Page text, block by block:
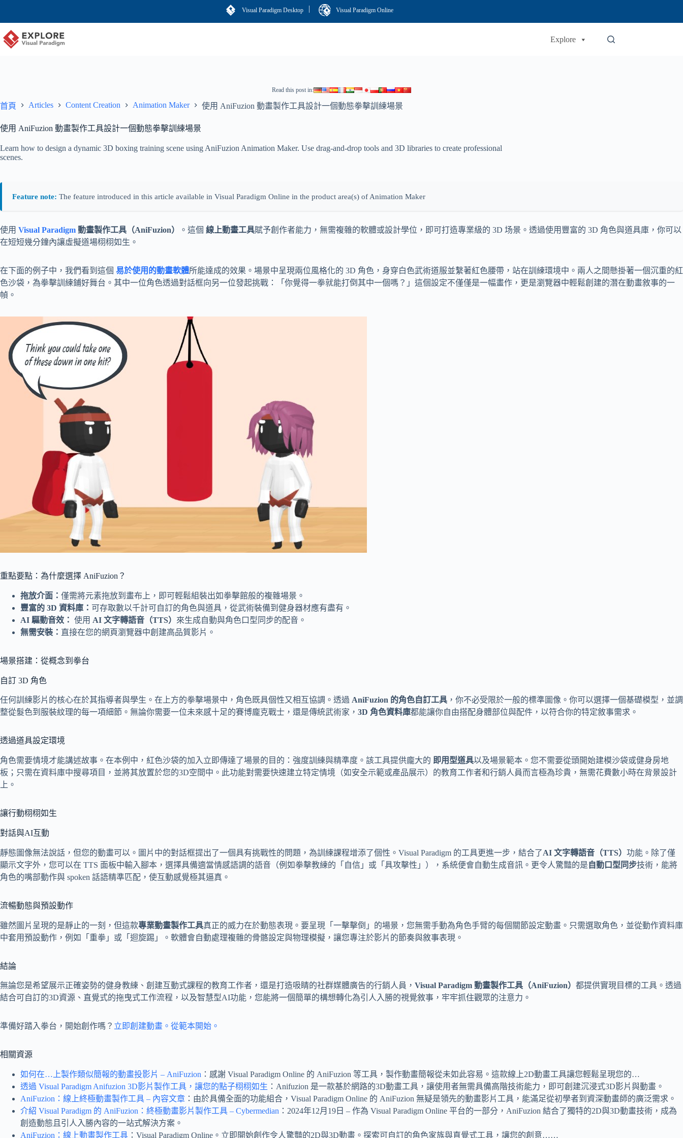
Visual Paradigm Desktop | Visual Paradigm Online
Explore
Read this post in:
首頁 Articles Content Creation Animation Maker 使用 AniFuzion 動畫製作工具設計一個動態拳擊訓練場景
使用 AniFuzion 動畫製作工具設計一個動態拳擊訓練場景
Learn how to design a dynamic 3D boxing training scene using AniFuzion Animation Maker. Use drag-and-drop tools and 3D libraries to create professional
scenes.
Feature note: The feature introduced in this article available in Visual Paradigm Online in the product area(s) of Animation Maker
使用 Visual Paradigm 動畫製作工具（AniFuzion） 。這個 線上動畫工具賦予創作者能力，無需複雜的軟體或設計學位，即可打造專業級的 3D 场景。透過使用豐富的 3D 角色與道具庫，你可以
在短短幾分鐘內讓虛擬道場栩栩如生。
在下面的例子中，我們看到這個 易於使用的動畫軟體所能達成的效果。場景中呈現兩位風格化的 3D 角色，身穿白色武術道服並繫著紅色腰帶，站在訓練環境中。兩人之間懸掛著一個沉重的紅
色沙袋，為拳擊訓練鋪好舞台。其中一位角色透過對話框向另一位發起挑戰：「你覺得一拳就能打倒其中一個嗎？」這個設定不僅僅是一幅畫作，更是瀏覽器中輕鬆創建的潛在動畫敘事的一
幀。
重點要點：為什麼選擇 AniFuzion？
拖放介面： 僅需將元素拖放到畫布上，即可輕鬆組裝出如拳擊館般的複雜場景。
豐富的 3D 資料庫： 可存取數以千計可自訂的角色與道具，從武術裝備到健身器材應有盡有。
AI 驅動音效： 使用 AI 文字轉語音（TTS） 來生成自動與角色口型同步的配音。
無需安裝： 直接在您的網頁瀏覽器中創建高品質影片。
場景搭建：從概念到拳台
自訂 3D 角色
任何訓練影片的核心在於其指導者與學生。在上方的拳擊場景中，角色既具個性又相互協調。透過 AniFuzion 的角色自訂工具 ，你不必受限於一般的標準圖像。你可以選擇一個基礎模型，並調
整從髮色到服裝紋理的每一項細節。無論你需要一位未來感十足的賽博龐克戰士，還是傳統武術家， 3D 角色資料庫都能讓你自由搭配身體部位與配件，以符合你的特定敘事需求。
透過道具設定環境
角色需要情境才能講述故事。在本例中，紅色沙袋的加入立即傳達了場景的目的：強度訓練與精準度。該工具提供龐大的 即用型道具以及場景範本。您不需要從頭開始建模沙袋或健身房地
板；只需在資料庫中搜尋項目，並將其放置於您的3D空間中。此功能對需要快速建立特定情境（如安全示範或產品展示）的教育工作者和行銷人員而言極為珍貴，無需花費數小時在背景設計
上。
讓行動栩栩如生
對話與AI互動
靜態圖像無法說話，但您的動畫可以。圖片中的對話框提出了一個具有挑戰性的問題，為訓練課程增添了個性。Visual Paradigm 的工具更進一步，結合了AI 文字轉語音（TTS） 功能。除了僅
顯示文字外，您可以在 TTS 面板中輸入腳本，選擇具備適當情感語調的語音（例如拳擊教練的「自信」或「具攻擊性」），系統便會自動生成音訊。更令人驚豔的是 自動口型同步技術，能將
角色的嘴部動作與 spoken 話語精準匹配，使互動感覺極其逼真。
流暢動態與預設動作
雖然圖片呈現的是靜止的一刻，但這款專業動畫製作工具真正的威力在於動態表現。要呈現「一擊擊倒」的場景，您無需手動為角色手臂的每個關節設定動畫。只需選取角色，並從動作資料庫
中套用預設動作，例如「重拳」或「迴旋踢」。軟體會自動處理複雜的骨骼設定與物理模擬，讓您專注於影片的節奏與敘事表現。
結論
無論您是希望展示正確姿勢的健身教練、創建互動式課程的教育工作者，還是打造吸睛的社群媒體廣告的行銷人員， Visual Paradigm 動畫製作工具（AniFuzion） 都提供實現目標的工具。透過
結合可自訂的3D資源、直覺式的拖曳式工作流程，以及智慧型AI功能，您能將一個簡單的構想轉化為引人入勝的視覺敘事，牢牢抓住觀眾的注意力。
準備好踏入拳台，開始創作嗎？ 立即創建動畫。從範本開始。
相關資源
如何在…上製作類似簡報的動畫投影片 – AniFuzion ：感謝 Visual Paradigm Online 的 AniFuzion 等工具，製作動畫簡報從未如此容易。這款線上2D動畫工具讓您輕鬆呈現您的…
透過 Visual Paradigm Anifuzion 3D影片製作工具，讓您的點子栩栩如生 ：Anifuzion 是一款基於網路的3D動畫工具，讓使用者無需具備高階技術能力，即可創建沉浸式3D影片與動畫。
AniFuzion：線上終極動畫製作工具 – 內容文章 ：由於具備全面的功能組合，Visual Paradigm Online 的 AniFuzion 無疑是領先的動畫影片工具，能滿足從初學者到資深動畫師的廣泛需求。
介紹 Visual Paradigm 的 AniFuzion：終極動畫影片製作工具 – Cybermedian ：2024年12月19日 – 作為 Visual Paradigm Online 平台的一部分，AniFuzion 結合了獨特的2D與3D動畫技術，成為
創造動態且引人入勝內容的一站式解決方案。
AniFuzion：線上動畫製作工具 ：Visual Paradigm Online。立即開始創作令人驚豔的2D與3D動畫。探索可自訂的角色家族與直覺式工具，讓您的創意……